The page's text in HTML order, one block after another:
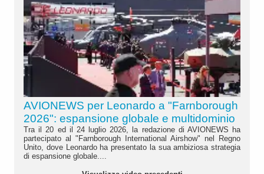
AVIONEWS per Leonardo a "Farnborough
2026": espansione globale e multidominio
Tra il 20 ed il 24 luglio 2026, la redazione di AVIONEWS ha
partecipato al "Farnborough International Airshow" nel Regno
Unito, dove Leonardo ha presentato la sua ambiziosa strategia
di espansione globale....